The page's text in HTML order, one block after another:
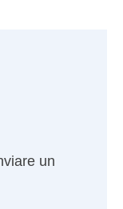
un